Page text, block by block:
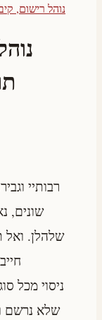
נוהל רישום,
רבותיי
שונים,
שלהלן. ואל
שלא נרשם